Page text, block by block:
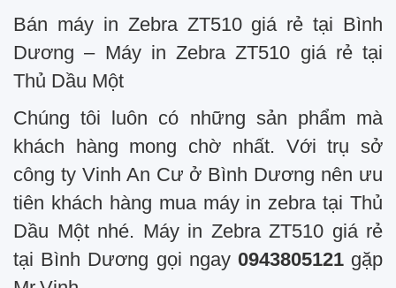
Bán máy in Zebra ZT510 giá rẻ tại Bình
Dương – Máy in Zebra ZT510 giá rẻ tại
Thủ Dầu Một
Chúng tôi luôn có những sản phẩm mà
khách hàng mong chờ nhất. Với trụ sở
công ty Vinh An Cư ở Bình Dương nên ưu
tiên khách hàng mua máy in zebra tại Thủ
Dầu Một nhé. Máy in Zebra ZT510 giá rẻ
tại Bình Dương gọi ngay 0943805121gặp